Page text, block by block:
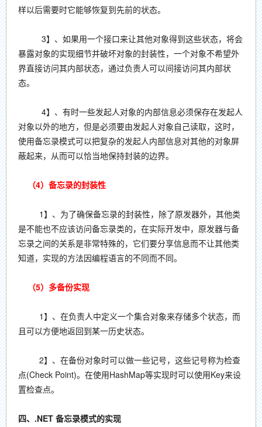
样以后需要时它能够恢复到先前的状态。
3】、如果用一个接口来让其他对象得到这些状态，将会
暴露对象的实现细节并破坏对象的封装性，一个对象不希望外
界直接访问其内部状态，通过负责人可以间接访问其内部状
态。
4】、有时一些发起人对象的内部信息必须保存在发起人
对象以外的地方，但是必须要由发起人对象自己读取，这时，
使用备忘录模式可以把复杂的发起人内部信息对其他的对象屏
蔽起来，从而可以恰当地保持封装的边界。
（4）备忘录的封装性
1】、为了确保备忘录的封装性，除了原发器外，其他类
是不能也不应该访问备忘录类的，在实际开发中，原发器与备
忘录之间的关系是非常特殊的，它们要分享信息而不让其他类
知道，实现的方法因编程语言的不同而不同。
（5）多备份实现
1】、在负责人中定义一个集合对象来存储多个状态，而
且可以方便地返回到某一历史状态。
2】、在备份对象时可以做一些记号，这些记号称为检查
点(Check Point)。在使用HashMap等实现时可以使用Key来设
置检查点。
四、.NET 备忘录模式的实现